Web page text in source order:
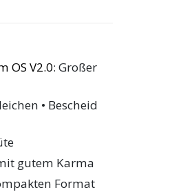
OS V2.0: Großer
• Bescheid
gutem Karma
Format